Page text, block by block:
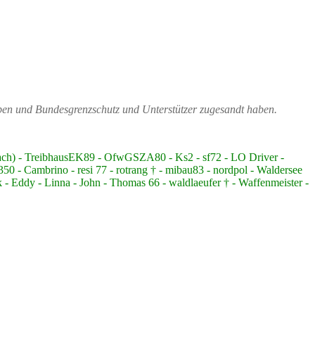
und Bundesgrenzschutz und Unterstützer zugesandt haben.
- TreibhausEK89 - OfwGSZA80 - Ks2 - sf72 - LO Driver -
- Cambrino - resi 77 - rotrang † - mibau83 - nordpol - Waldersee
Eddy - Linna - John - Thomas 66 - waldlaeufer † - Waffenmeister -